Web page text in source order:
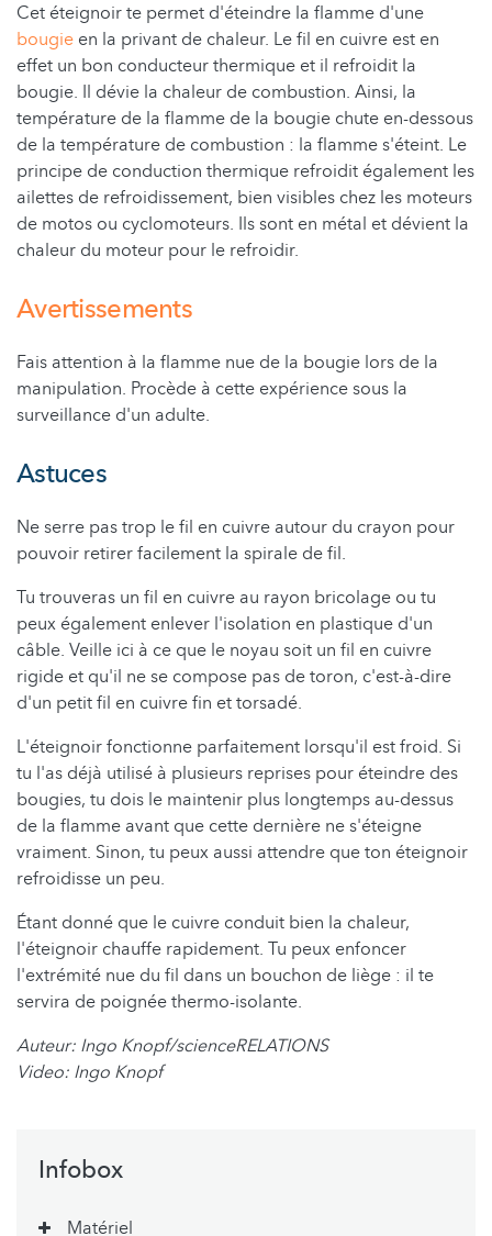
Cet éteignoir te permet d'éteindre la flamme d'une
bougie en la privant de chaleur. Le fil en cuivre est en
effet un bon conducteur thermique et il refroidit la
bougie. Il dévie la chaleur de combustion. Ainsi, la
température de la flamme de la bougie chute en-dessous
de la température de combustion : la flamme s'éteint. Le
principe de conduction thermique refroidit également les
ailettes de refroidissement, bien visibles chez les moteurs
de motos ou cyclomoteurs. Ils sont en métal et dévient la
chaleur du moteur pour le refroidir.
Avertissements
Fais attention à la flamme nue de la bougie lors de la
manipulation. Procède à cette expérience sous la
surveillance d'un adulte.
Astuces
Ne serre pas trop le fil en cuivre autour du crayon pour
pouvoir retirer facilement la spirale de fil.
Tu trouveras un fil en cuivre au rayon bricolage ou tu
peux également enlever l'isolation en plastique d'un
câble. Veille ici à ce que le noyau soit un fil en cuivre
rigide et qu'il ne se compose pas de toron, c'est-à-dire
d'un petit fil en cuivre fin et torsadé.
L'éteignoir fonctionne parfaitement lorsqu'il est froid. Si
tu l'as déjà utilisé à plusieurs reprises pour éteindre des
bougies, tu dois le maintenir plus longtemps au-dessus
de la flamme avant que cette dernière ne s'éteigne
vraiment. Sinon, tu peux aussi attendre que ton éteignoir
refroidisse un peu.
Étant donné que le cuivre conduit bien la chaleur,
l'éteignoir chauffe rapidement. Tu peux enfoncer
l'extrémité nue du fil dans un bouchon de liège : il te
servira de poignée thermo-isolante.
Auteur: Ingo Knopf/scienceRELATIONS
Video: Ingo Knopf
Infobox
Matériel